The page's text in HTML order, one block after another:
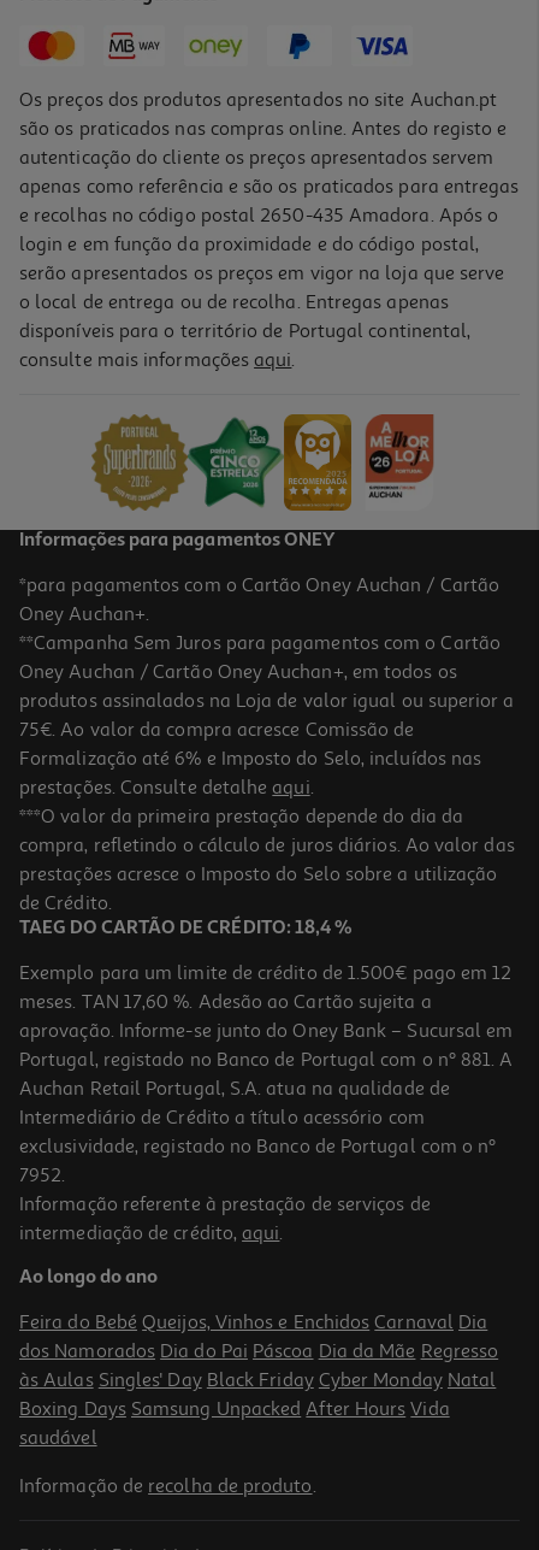
Gomas Auchan Frites Acid 200g
3.5
Gomas Auchan Langue Acide ++ 200g
8.25 €/Kg
1,65 €
Gomas Fini Super Bites Relepica 90g
14.33 €/Kg
1,29 €
Os preços dos produtos apresentados no site Auchan.pt
são os praticados nas compras online. Antes do registo e
autenticação do cliente os preços apresentados servem
apenas como referência e são os praticados para entregas
e recolhas no código postal 2650-435 Amadora. Após o
login e em função da proximidade e do código postal,
serão apresentados os preços em vigor na loja que serve
o local de entrega ou de recolha. Entregas apenas
disponíveis para o território de Portugal continental,
consulte mais informações aqui.
Informações para pagamentos ONEY
*para pagamentos com o Cartão Oney Auchan / Cartão
Oney Auchan+.
**Campanha Sem Juros para pagamentos com o Cartão
Oney Auchan / Cartão Oney Auchan+, em todos os
produtos assinalados na Loja de valor igual ou superior a
75€. Ao valor da compra acresce Comissão de
Formalização até 6% e Imposto do Selo, incluídos nas
prestações. Consulte detalhe aqui.
***O valor da primeira prestação depende do dia da
compra, refletindo o cálculo de juros diários. Ao valor das
prestações acresce o Imposto do Selo sobre a utilização
de Crédito.
TAEG DO CARTÃO DE CRÉDITO: 18,4 %
Exemplo para um limite de crédito de 1.500€ pago em 12
meses. TAN 17,60 %. Adesão ao Cartão sujeita a
aprovação. Informe-se junto do Oney Bank – Sucursal em
Portugal, registado no Banco de Portugal com o nº 881. A
Auchan Retail Portugal, S.A. atua na qualidade de
Intermediário de Crédito a título acessório com
exclusividade, registado no Banco de Portugal com o nº
7952.
Informação referente à prestação de serviços de
intermediação de crédito, aqui.
Ao longo do ano
Feira do Bebé Queijos, Vinhos e Enchidos Carnaval Dia
dos Namorados Dia do Pai Páscoa Dia da Mãe Regresso
às Aulas Singles' Day Black Friday Cyber Monday Natal
Boxing Days Samsung Unpacked After Hours Vida
saudável
Informação de recolha de produto.